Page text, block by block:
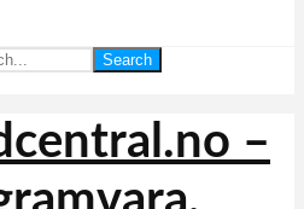
Search